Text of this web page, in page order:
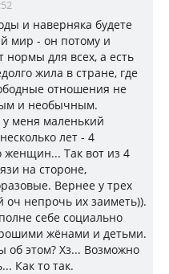
и наверняка будете
мир - он потому и
нормы для всех, а есть
жила в стране, где
отношения не
и необычным.
у меня маленький
лет - 4
Так вот из 4
на стороне,
Вернее у трех
оч непрочь их заиметь)).
себе социально
жёнами и детьми.
этом? Хз... Возможно
Как то так.